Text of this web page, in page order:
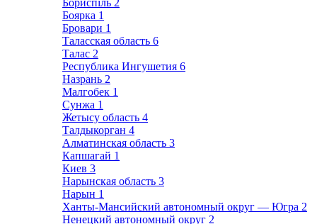
Бориспіль 2
Боярка 1
Бровари 1
Таласская область 6
Талас 2
Республика Ингушетия 6
Назрань 2
Малгобек 1
Сунжа 1
Жетысу область 4
Талдыкорган 4
Алматинская область 3
Капшагай 1
Киев 3
Нарынская область 3
Нарын 1
Ханты-Мансийский автономный округ — Югра 2
Ненецкий автономный округ 2